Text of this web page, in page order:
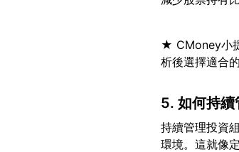
★ CMoney小
5. 如何持續
持續管理投資
環境。這就像